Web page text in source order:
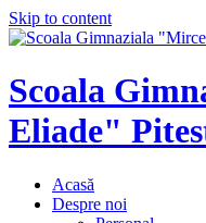
Skip to content
Scoala
Eliade"
Acasă
Despre noi